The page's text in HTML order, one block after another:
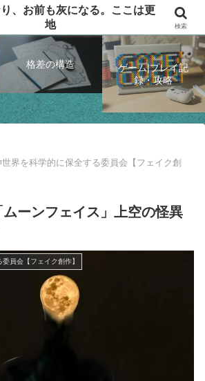
索して、ゲームするブログ
格差の構造
ゲーム|プレイ記
録・攻略
世界を科学的に保全する委員会【フェイク創
ムーンフェイス」上空の怪異
員会【フェイク創作】
、お前も灰になる。ここは更
地
検索